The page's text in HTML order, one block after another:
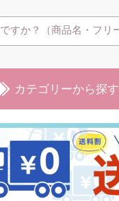
カテゴリーから探す